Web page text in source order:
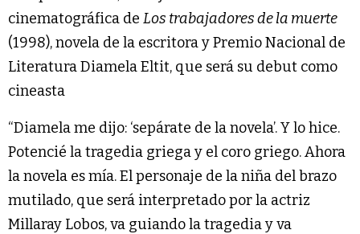
cinematográfica de Los trabajadores de la muerte
(1998), novela de la escritora y Premio Nacional de
Literatura Diamela Eltit, que será su debut como
cineasta
“Diamela me dijo: ‘sepárate de la novela’. Y lo hice.
Potencié la tragedia griega y el coro griego. Ahora
la novela es mía. El personaje de la niña del brazo
mutilado, que será interpretado por la actriz
Millaray Lobos, va guiando la tragedia y va